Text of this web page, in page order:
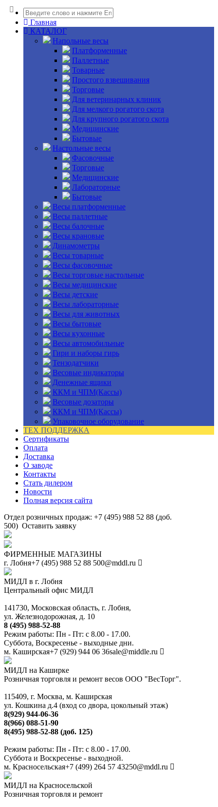
Главная
КАТАЛОГ
Напольные весы
Платформенные
Паллетные
Товарные
Простого взвешивания
Торговые
Для ветеринарных клиник
Для мелкого рогатого скота
Для крупного рогатого скота
Медицинские
Бытовые
Настольные весы
Фасовочные
Торговые
Медицинские
Лабораторные
Бытовые
Весы платформенные
Весы паллетные
Весы балочные
Весы крановые
Динамометры
Весы товарные
Весы фасовочные
Весы торговые настольные
Весы медицинские
Весы детские
Весы лабораторные
Весы для животных
Весы бытовые
Весы кухонные
Весы автомобильные
Гири и наборы гирь
Тензодатчики
Весовые индикаторы
Денежные ящики
ККМ и ЧПМ(Кассы)
Весовые дозаторы
ККМ и ЧПМ(Кассы)
Упаковочное оборудование
ТЕХ ПОДДЕРЖКА
Сертификаты
Оплата
Доставка
О заводе
Контакты
Стать дилером
Новости
Полная версия сайта
Отдел розничных продаж: +7 (495) 988 52 88 (доб.
500) Оставить заявку
ФИРМЕННЫЕ МАГАЗИНЫ
г. Лобня+7 (495) 988 52 88 500@mddl.ru
МИДЛ в г. Лобня
Центральный офис МИДЛ
141730, Московская область, г. Лобня,
ул. Железнодорожная, д. 10
8 (495) 988-52-88
Режим работы: Пн - Пт: с 8.00 - 17.00.
Суббота, Воскресенье - выходные дни.
м. Каширская+7 (929) 944 06 36sale@middle.ru
МИДЛ на Каширке
Розничная торговля и ремонт весов ООО "ВесТорг".
115409, г. Москва, м. Каширская
ул. Кошкина д.4 (вход со двора, цокольный этаж)
8(929) 944-06-36
8(966) 088-51-90
8(495) 988-52-88 (доб. 125)
Режим работы: Пн - Пт: с 8.00 - 17.00.
Суббота и Воскресенье - выходной.
м. Красносельская+7 (499) 264 57 43250@mddl.ru
МИДЛ на Красносельской
Розничная торговля и ремонт